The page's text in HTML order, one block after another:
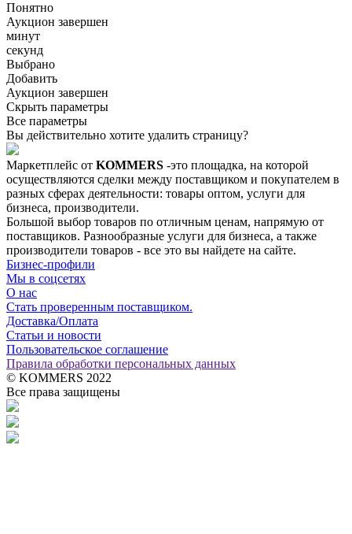
Понятно
Аукцион завершен
минут
секунд
Выбрано
Добавить
Аукцион завершен
Скрыть параметры
Все параметры
Вы действительно хотите удалить страницу?
Маркетплейс от KOMMERS -это площадка, на которой
осуществляются сделки между поставщиком и покупателем в
разных сферах деятельности: товары оптом, услуги для
бизнеса, производители.
Большой выбор товаров по отличным ценам, напрямую от
поставщиков. Разнообразные услуги для бизнеса, а также
производители товаров - все это вы найдете на сайте.
Бизнес-профили
Мы в соцсетях
О нас
Стать проверенным поставщиком.
Доставка/Оплата
Статьи и новости
Пользовательское соглашение
Правила обработки персональных данных
© KOMMERS 2022
Все права защищены